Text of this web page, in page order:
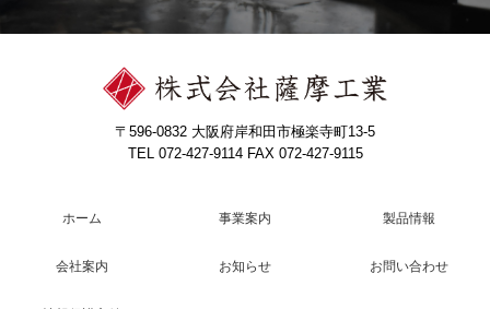
〒596-0832 大阪府岸和田市極楽寺町13-5
TEL 072-427-9114 FAX 072-427-9115
ホーム 事業案内 製品情報
会社案内 お知らせ お問い合わせ